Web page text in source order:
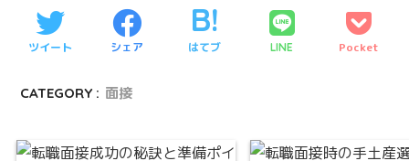
ツイート シェア はてブ LINE Pocket
CATEGORY : 面接